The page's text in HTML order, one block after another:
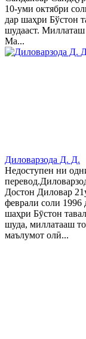
10-уми октябри
дар шаҳри Бўстон
шудааст. Миллаташ
Ма...
Диловарзода Д. Д.
Недоступен ни
Достон Диловар
феврали соли 1996
шаҳри Бӯстон
шуда, миллатааш
маълумот олӣ...